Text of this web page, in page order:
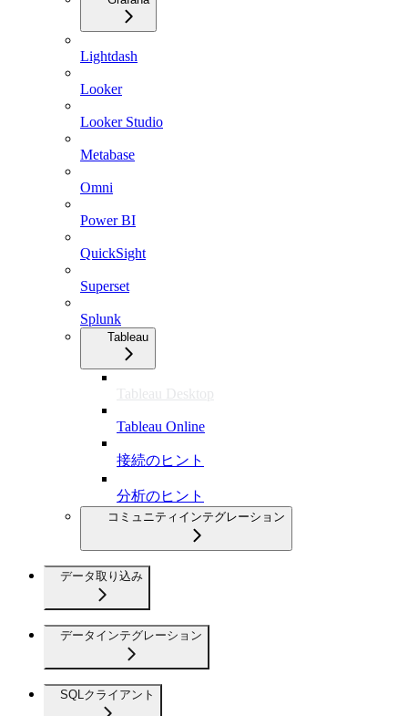
Lightdash
Looker
Looker Studio
Metabase
Omni
Power BI
QuickSight
Superset
Splunk
Tableau
Tableau Desktop
Tableau Online
接続のヒント
分析のヒント
コミュニティインテグレーション
データ取り込み
データインテグレーション
SQLクライアント